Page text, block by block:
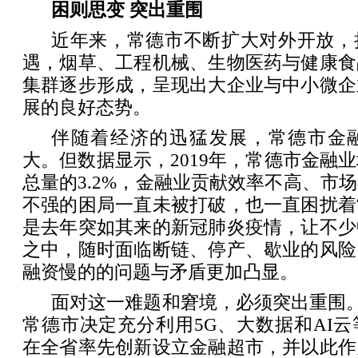
困则思变 突出重围
近年来，常德市不断扩大对外开放
遇，烟草、工程机械、生物医药与健康
集群逐步形成，呈现出大企业与中小微
展的良好态势。
伴随着经济的迅猛发展，常德市金
大。但数据显示，2019年，常德市金融
总量的3.2%，金融业贡献效率不高、市
不强的困局一直未被打破，也一直困扰
是去年突如其来的新冠肺炎疫情，让不
之中，随时面临断链、停产、歇业的风
融资慢的的问题与矛盾更加凸显。
面对这一难题和窘境，必须突出重围
常德市决定充分利用5G、大数据和AI
在全省率先创新设立金融超市，并以此